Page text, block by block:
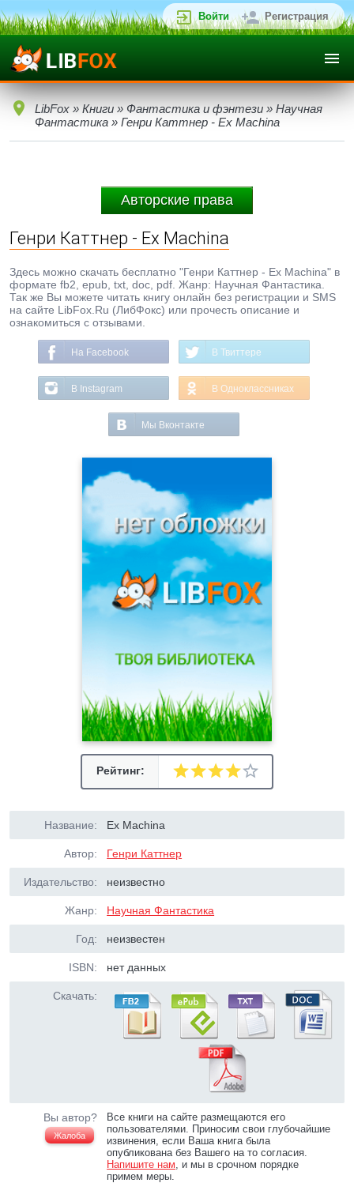
Войти Регистрация
LibFox » Книги » Фантастика и фэнтези » Научная
Фантастика » Генри Каттнер - Ex Machina
Авторские права
Генри Каттнер - Ex Machina
Здесь можно скачать бесплатно "Генри Каттнер - Ex Machina" в
формате fb2, epub, txt, doc, pdf. Жанр: Научная Фантастика.
Так же Вы можете читать книгу онлайн без регистрации и SMS
на сайте LibFox.Ru (ЛибФокс) или прочесть описание и
ознакомиться с отзывами.
На Facebook В Твиттере
В Instagram В Одноклассниках
Мы Вконтакте
Рейтинг:
Название: Ex Machina
Автор: Генри Каттнер
Издательство: неизвестно
Жанр: Научная Фантастика
Год: неизвестен
ISBN: нет данных
Скачать:
Вы автор?
Жалоба
Все книги на сайте размещаются его
пользователями. Приносим свои глубочайшие
извинения, если Ваша книга была
опубликована без Вашего на то согласия.
Напишите нам, и мы в срочном порядке
примем меры.